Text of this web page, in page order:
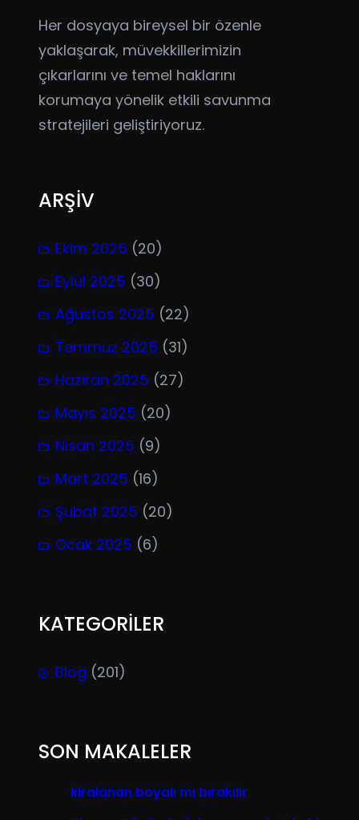
Her dosyaya bireysel bir özenle
yaklaşarak, müvekkillerimizin
çıkarlarını ve temel haklarını
korumaya yönelik etkili savunma
stratejileri geliştiriyoruz.
ARŞİV
Ekim 2025 (20)
Eylül 2025 (30)
Ağustos 2025 (22)
Temmuz 2025 (31)
Haziran 2025 (27)
Mayıs 2025 (20)
Nisan 2025 (9)
Mart 2025 (16)
Şubat 2025 (20)
Ocak 2025 (6)
KATEGORİLER
Blog (201)
SON MAKALELER
kiralanan boyalı mı bırakılır